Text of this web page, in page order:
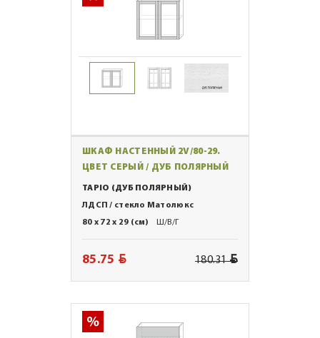
ШКАФ НАСТЕННЫЙ 2V/80-29.
ЦВЕТ СЕРЫЙ / ДУБ ПОЛЯРНЫЙ
TAPIO (ДУБ ПОЛЯРНЫЙ)
ЛДСП / стекло Матолюкс
80 x 72 x 29 (см)
Ш/В/Г
85.75 BYN 180.31BYN